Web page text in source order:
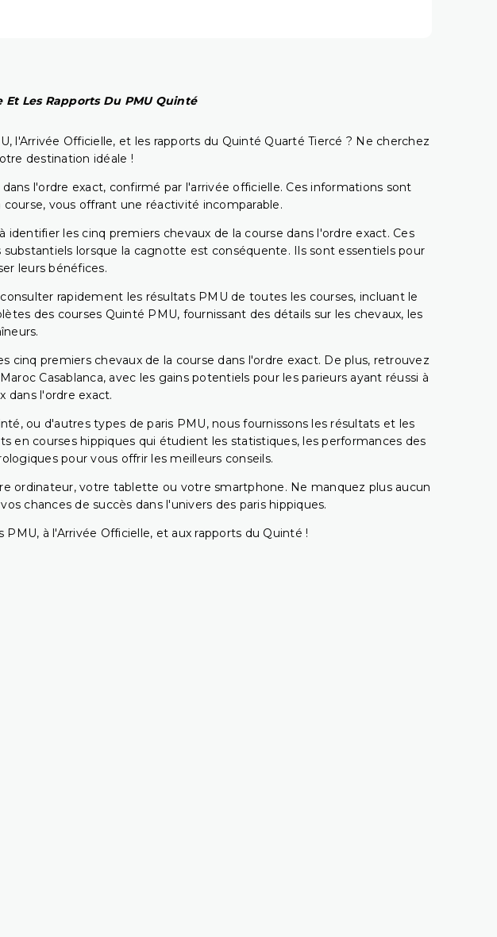
Les Rapports Du PMU Quinté
l'Arrivée Officielle, et les rapports du Quinté Quarté Tiercé ? Ne cherchez
destination idéale !
l'ordre exact, confirmé par l'arrivée officielle. Ces informations sont
vous offrant une réactivité incomparable.
les cinq premiers chevaux de la course dans l'ordre exact. Ces
lorsque la cagnotte est conséquente. Ils sont essentiels pour
leurs bénéfices.
rapidement les résultats PMU de toutes les courses, incluant le
des courses Quinté PMU, fournissant des détails sur les chevaux, les
cinq premiers chevaux de la course dans l'ordre exact. De plus, retrouvez
Casablanca, avec les gains potentiels pour les parieurs ayant réussi à
dans l'ordre exact.
ou d'autres types de paris PMU, nous fournissons les résultats et les
en courses hippiques qui étudient les statistiques, les performances des
pour vous offrir les meilleurs conseils.
ordinateur, votre tablette ou votre smartphone. Ne manquez plus aucun
chances de succès dans l'univers des paris hippiques.
à l'Arrivée Officielle, et aux rapports du Quinté !